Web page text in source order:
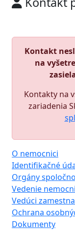
Kontakt
na
Kontakty na
zariadenia
O nemocnici
Identifikačné
Orgány
Vedenie
Vedúci
Ochrana
Dokumenty